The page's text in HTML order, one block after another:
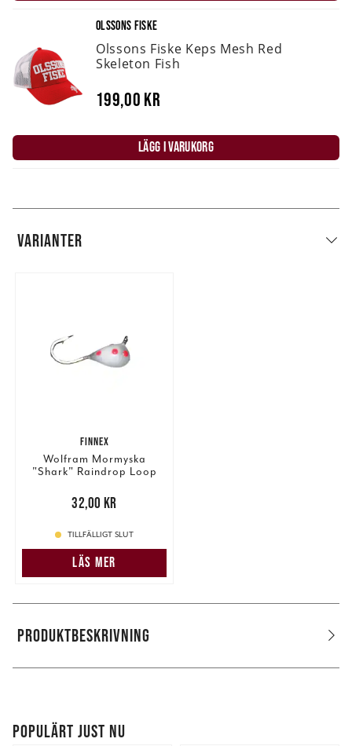
OLSSONS FISKE
Olssons Fiske Keps Mesh Red
Skeleton Fish
199,00 kr
LÄGG I VARUKORG
VARIANTER
FINNEX
Wolfram Mormyska
"Shark" Raindrop Loop
32,00 kr
32,00 kr
TILLFÄLLIGT SLUT
LÄS MER
PRODUKTBESKRIVNING
POPULÄRT JUST NU